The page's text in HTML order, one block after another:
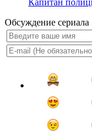
Капитан
Обсуждение